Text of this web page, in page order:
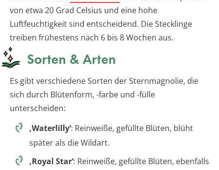
von etwa 20 Grad Celsius und eine hohe
Luftfeuchtigkeit sind entscheidend. Die Stecklinge
treiben frühestens nach 6 bis 8 Wochen aus.
Sorten & Arten
Es gibt verschiedene Sorten der Sternmagnolie, die
sich durch Blütenform, -farbe und -fülle
unterscheiden:
‚Waterlilly‘: Reinweiße, gefüllte Blüten, blüht
später als die Wildart.
‚Royal Star‘: Reinweiße, gefüllte Blüten, ebenfalls